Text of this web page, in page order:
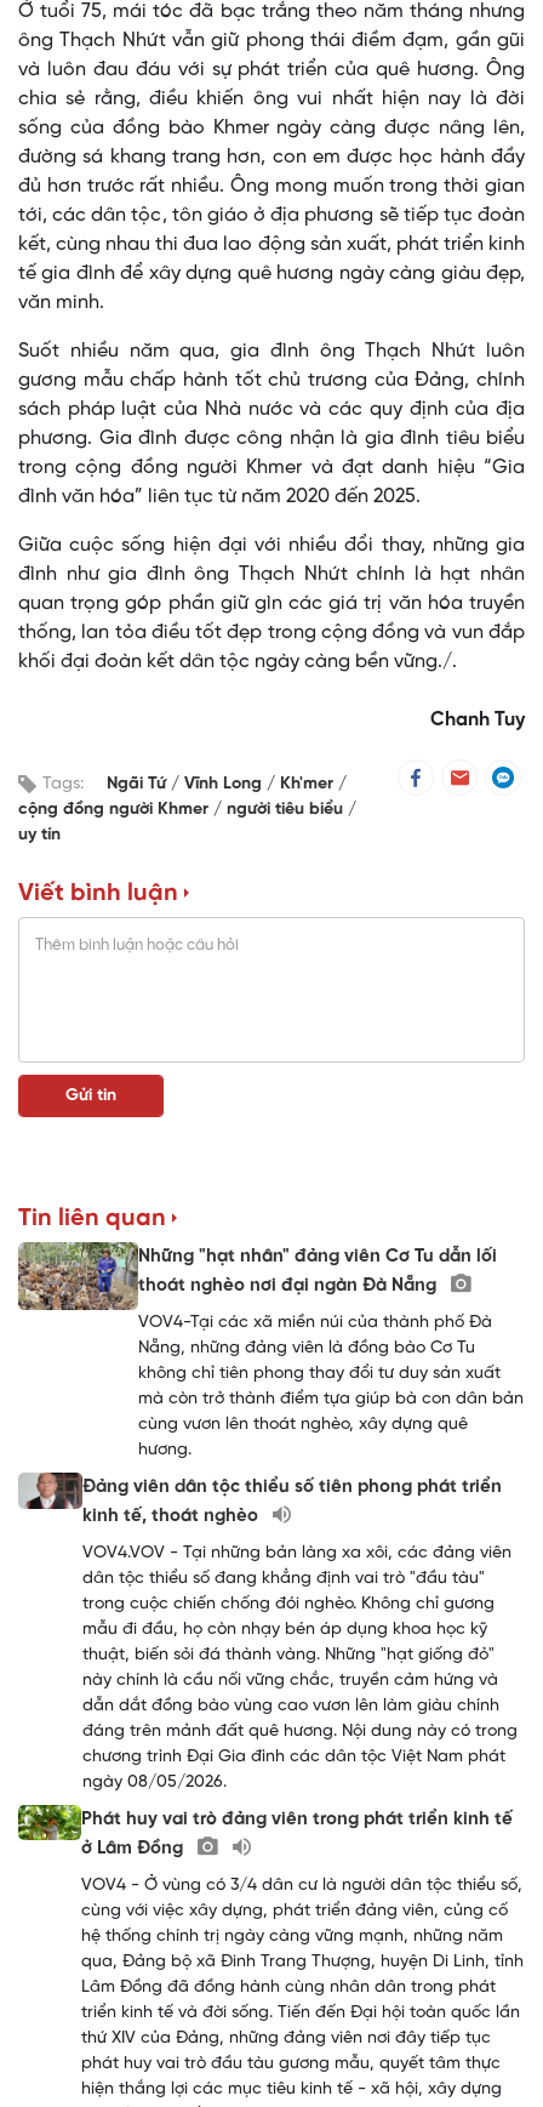
Ở tuổi 75, mái tóc đã bạc trắng theo năm tháng nhưng
ông Thạch Nhứt vẫn giữ phong thái điềm đạm, gần gũi
và luôn đau đáu với sự phát triển của quê hương. Ông
chia sẻ rằng, điều khiến ông vui nhất hiện nay là đời
sống của đồng bào Khmer ngày càng được nâng lên,
đường sá khang trang hơn, con em được học hành đầy
đủ hơn trước rất nhiều. Ông mong muốn trong thời gian
tới, các dân tộc, tôn giáo ở địa phương sẽ tiếp tục đoàn
kết, cùng nhau thi đua lao động sản xuất, phát triển kinh
tế gia đình để xây dựng quê hương ngày càng giàu đẹp,
văn minh.
Suốt nhiều năm qua, gia đình ông Thạch Nhứt luôn
gương mẫu chấp hành tốt chủ trương của Đảng, chính
sách pháp luật của Nhà nước và các quy định của địa
phương. Gia đình được công nhận là gia đình tiêu biểu
trong cộng đồng người Khmer và đạt danh hiệu “Gia
đình văn hóa” liên tục từ năm 2020 đến 2025.
Giữa cuộc sống hiện đại với nhiều đổi thay, những gia
đình như gia đình ông Thạch Nhứt chính là hạt nhân
quan trọng góp phần giữ gìn các giá trị văn hóa truyền
thống, lan tỏa điều tốt đẹp trong cộng đồng và vun đắp
khối đại đoàn kết dân tộc ngày càng bền vững./.
Chanh Tuy
Tags: Ngãi Tứ Vĩnh Long
Kh'mer
cộng đồng người Khmer
người tiêu biểu
uy tín
Viết bình luận
Tin liên quan
Những "hạt nhân" đảng viên Cơ Tu dẫn lối
thoát nghèo nơi đại ngàn Đà Nẵng
VOV4-Tại các xã miền núi của thành phố Đà
Nẵng, những đảng viên là đồng bào Cơ Tu
không chỉ tiên phong thay đổi tư duy sản xuất
mà còn trở thành điểm tựa giúp bà con dân bản
cùng vươn lên thoát nghèo, xây dựng quê
hương.
Đảng viên dân tộc thiểu số tiên phong phát triển
kinh tế, thoát nghèo
VOV4.VOV - Tại những bản làng xa xôi, các đảng viên
dân tộc thiểu số đang khẳng định vai trò "đầu tàu"
trong cuộc chiến chống đói nghèo. Không chỉ gương
mẫu đi đầu, họ còn nhạy bén áp dụng khoa học kỹ
thuật, biến sỏi đá thành vàng. Những "hạt giống đỏ"
này chính là cầu nối vững chắc, truyền cảm hứng và
dẫn dắt đồng bào vùng cao vươn lên làm giàu chính
đáng trên mảnh đất quê hương. Nội dung này có trong
chương trình Đại Gia đình các dân tộc Việt Nam phát
ngày 08/05/2026.
Phát huy vai trò đảng viên trong phát triển kinh tế
ở Lâm Đồng
VOV4 - Ở vùng có 3/4 dân cư là người dân tộc thiểu số,
cùng với việc xây dựng, phát triển đảng viên, củng cố
hệ thống chính trị ngày càng vững mạnh, những năm
qua, Đảng bộ xã Đinh Trang Thượng, huyện Di Linh, tỉnh
Lâm Đồng đã đồng hành cùng nhân dân trong phát
triển kinh tế và đời sống. Tiến đến Đại hội toàn quốc lần
thứ XIV của Đảng, những đảng viên nơi đây tiếp tục
phát huy vai trò đầu tàu gương mẫu, quyết tâm thực
hiện thắng lợi các mục tiêu kinh tế - xã hội, xây dựng